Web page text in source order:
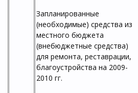
Запланированные
(необходимые) средства из
местного бюджета
(внебюджетные средства)
для ремонта, реставрации,
благоустройства на 2009-
2010 гг.